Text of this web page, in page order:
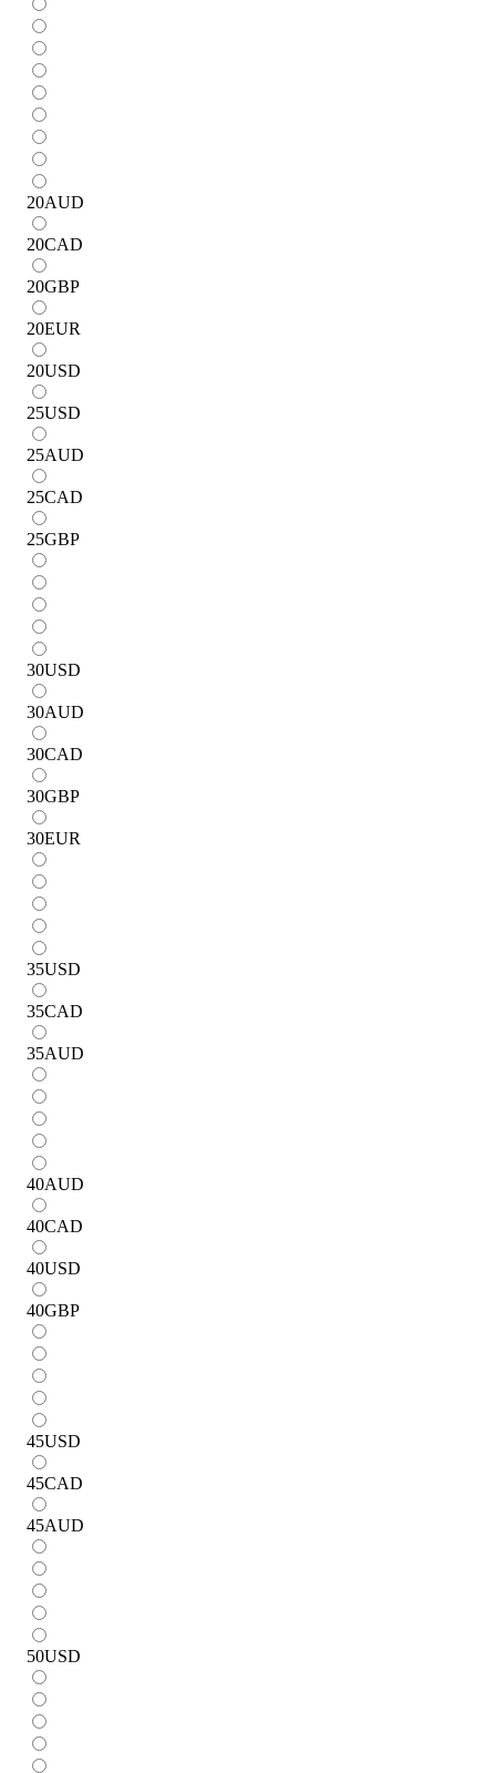
20AUD
20CAD
20GBP
20EUR
20USD
25USD
25AUD
25CAD
25GBP
30USD
30AUD
30CAD
30GBP
30EUR
35USD
35CAD
35AUD
40AUD
40CAD
40USD
40GBP
45USD
45CAD
45AUD
50USD